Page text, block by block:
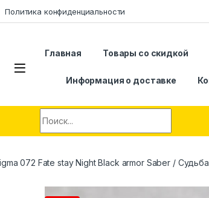
Политика конфиденциальности
Главная Товары со скидкой
Информация о доставке
072 Fate stay Night Black armor Saber /